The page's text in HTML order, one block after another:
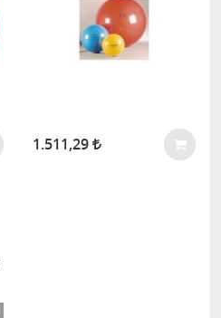
1.511,29